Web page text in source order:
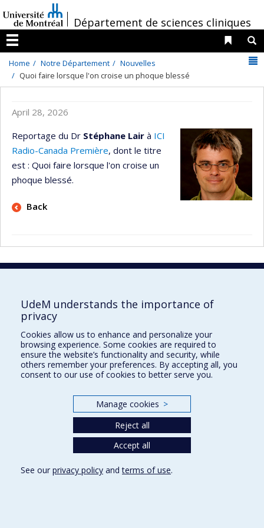
au
contenu
/Département de sciences cliniques
Menu
Liens
Home Notre Département
Nouvelles
Quoi faire lorsque l'on croise un phoque blessé
April 28, 2026
Reportage du Dr Stéphane Lair à ICI
Radio-Canada Première, dont le titre
est : Quoi faire lorsque l'on croise un
phoque blessé.
Back
3200, rue Sicotte
Saint-Hyacinthe (Québec)
J2S 2M2
HÔPITAL VÉTÉRINAIRE
chuv.umontreal.ca
Cookie Settings
UdeM understands the importance of
privacy
Cookies allow us to enhance and personalize your
browsing experience. Some cookies are required to
ensure the website’s functionality and security, while
others remember your preferences. By accepting all, you
consent to our use of cookies to better serve you.
Manage cookies >
Reject all
Accept all
See our privacy policy andterms of use.